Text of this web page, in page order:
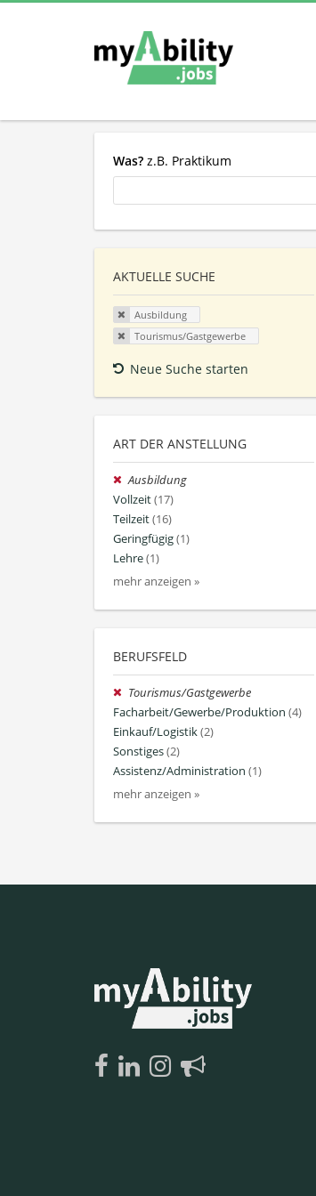
Was? z.B. Praktikum
AKTUELLE SUCHE
Ausbildung
Tourismus/Gastgewerbe
Neue Suche starten
ART DER ANSTELLUNG
Ausbildung
Vollzeit(17)
Teilzeit(16)
Geringfügig(1)
Lehre(1)
mehr anzeigen »
BERUFSFELD
Tourismus/Gastgewerbe
Facharbeit/Gewerbe/Produktion (4)
Einkauf/Logistik(2)
Sonstiges(2)
Assistenz/Administration (1)
mehr anzeigen »